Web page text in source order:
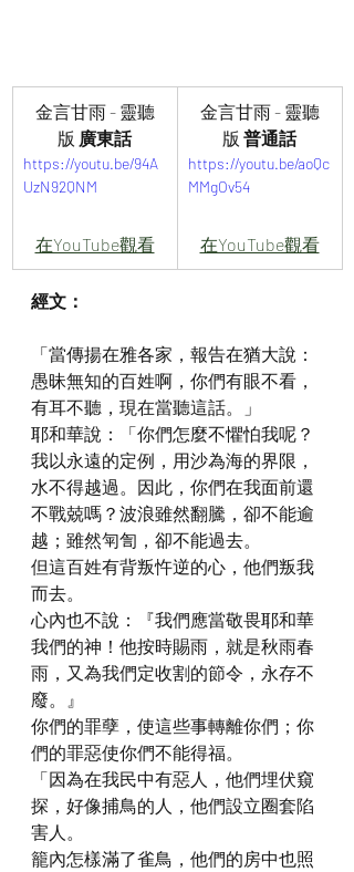
金言甘雨 - 靈聽
版 廣東話
https://youtu.be/94A
UzN92QNM
在YouTube觀看
金言甘雨 - 靈聽
版 普通話
https://youtu.be/aoQc
MMgOv54
在YouTube觀看
經文：
「當傳揚在雅各家，報告在猶大說：
愚昧無知的百姓啊，你們有眼不看，
有耳不聽，現在當聽這話。」
耶和華說：「你們怎麼不懼怕我呢？
我以永遠的定例，用沙為海的界限，
水不得越過。因此，你們在我面前還
不戰兢嗎？波浪雖然翻騰，卻不能逾
越；雖然匉訇，卻不能過去。
但這百姓有背叛忤逆的心，他們叛我
而去。
心內也不說：『我們應當敬畏耶和華
我們的神！他按時賜雨，就是秋雨春
雨，又為我們定收割的節令，永存不
廢。』
你們的罪孽，使這些事轉離你們；你
們的罪惡使你們不能得福。
「因為在我民中有惡人，他們埋伏窺
探，好像捕鳥的人，他們設立圈套陷
害人。
籠內怎樣滿了雀鳥，他們的房中也照